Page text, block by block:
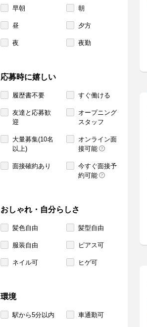
早朝 朝
昼 夕方
夜 夜勤
応募時に嬉しい
履歴書不要 すぐ働ける
友達と応募歓
迎
オープニング
スタッフ
大量募集(10名
以上)
オンライン面
接可能
面接確約あり
今すぐ面接予
約可能
おしゃれ・自分らしさ
髪色自由 髪型自由
服装自由 ピアス可
ネイル可 ヒゲ可
環境
駅から5分以内 車通勤可